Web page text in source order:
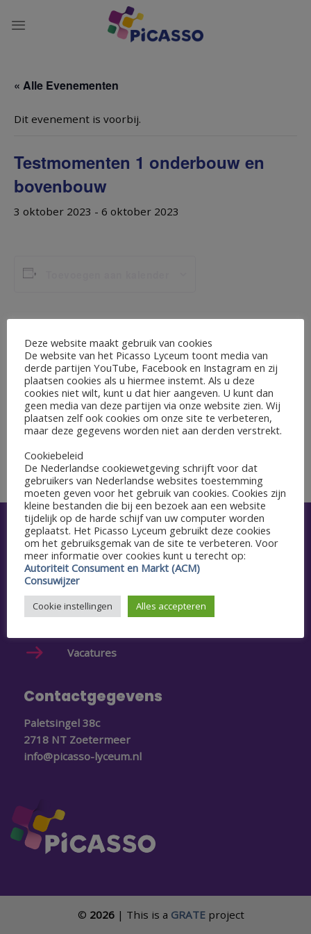
naar
« Alle Evenementen
Dit evenement is voorbij.
Testmomenten 1 onderbouw en
bovenbouw
3 oktober 2023 - 6 oktober 2023
GEGEVENS
Begin:
3 oktober 2023
Einde:
6 oktober 2023
Studiedag (leerlingen rooster vrije dag)
Snel naar
Aanmelden
Agenda
Vacatures
Contactgegevens
Paletsingel 38c
2718 NT Zoetermeer
info@picasso-lyceum.nl
© 2026| This is a GRATEproject
Deze website maakt gebruik van cookies
De website van het Picasso Lyceum toont media van
derde partijen YouTube, Facebook en Instagram en zij
plaatsen cookies als u hiermee instemt. Als u deze
cookies niet wilt, kunt u dat hier aangeven. U kunt dan
geen media van deze partijen via onze website zien. Wij
plaatsen zelf ook cookies om onze site te verbeteren,
maar deze gegevens worden niet aan derden verstrekt.
Cookiebeleid
De Nederlandse cookiewetgeving schrijft voor dat
gebruikers van Nederlandse websites toestemming
moeten geven voor het gebruik van cookies. Cookies zijn
kleine bestanden die bij een bezoek aan een website
tijdelijk op de harde schijf van uw computer worden
geplaatst. Het Picasso Lyceum gebruikt deze cookies
om het gebruiksgemak van de site te verbeteren. Voor
meer informatie over cookies kunt u terecht op:
Autoriteit Consument en Markt (ACM)
Consuwijzer
Cookie instellingen Alles accepteren